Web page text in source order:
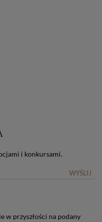
przeglądarce
każdego
wyraża zgody na
i konkursami.
WYŚLIJ
w przyszłości na podany